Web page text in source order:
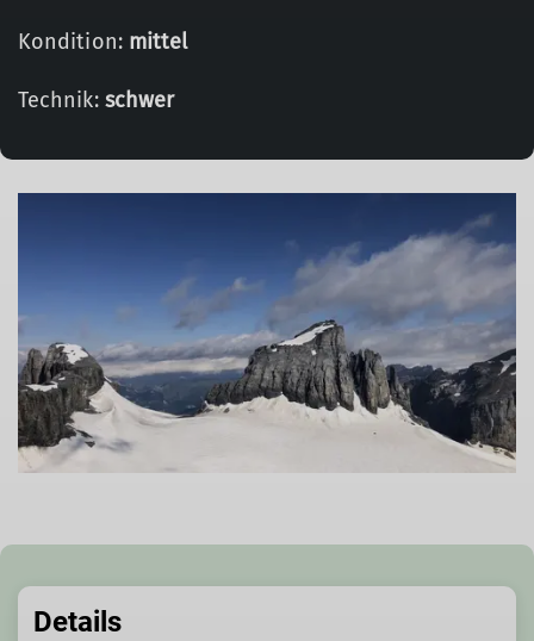
Kondition: mittel
Technik: schwer
Details